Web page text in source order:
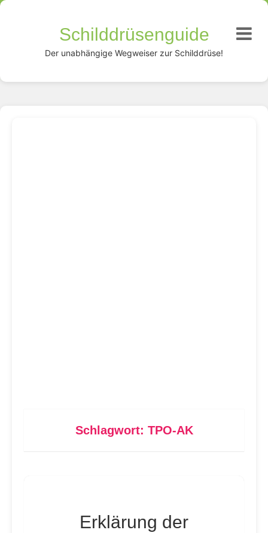
Schilddrüsenguide
Der unabhängige Wegweiser zur Schilddrüse!
Schlagwort: TPO-AK
Erklärung der